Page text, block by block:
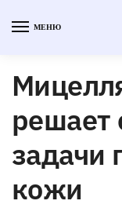
МЕНЮ
задачи
кожи